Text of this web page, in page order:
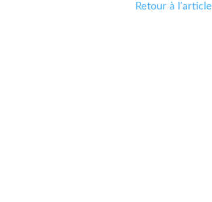
Retour à l'article